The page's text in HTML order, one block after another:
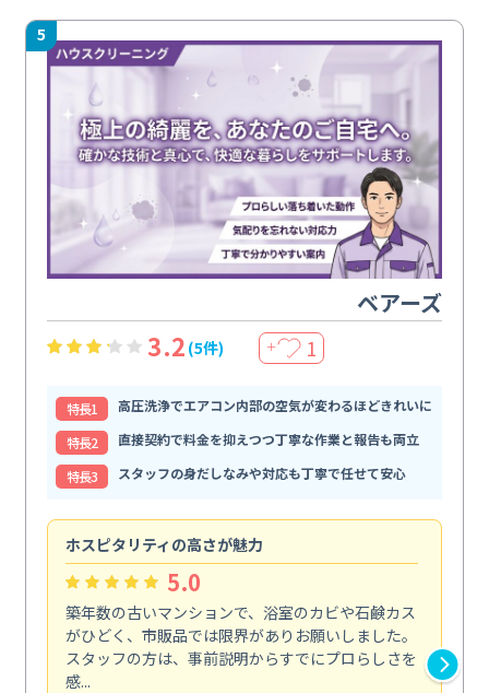
5
ベアーズ
3.2 (5件) ＋ 1
特⻑1
高圧洗浄でエアコン内部の空気が変わるほどきれいに
特⻑2
直接契約で料金を抑えつつ丁寧な作業と報告も両立
特⻑3
スタッフの身だしなみや対応も丁寧で任せて安心
ホスピタリティの高さが魅力
5.0
築年数の古いマンションで、浴室のカビや石鹸カス
がひどく、市販品では限界がありお願いしました。
スタッフの方は、事前説明からすでにプロらしさを
感...